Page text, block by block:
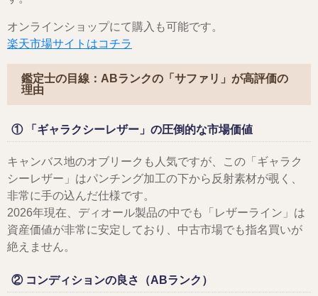
オンラインショップにて購入も可能です。
楽天市場サイトはコチラ
鑑定士の目線：ABランクの「サファリ」が高評価の
理由
① 「ギャラクシーレザー」の圧倒的な市場価値
キャンバス地のオブリークも人気ですが、この「ギャラク
シーレザー」はパンチング加工の下から反射素材が覗く、
非常に手の込んだ仕様です。
2026年現在、ディオール製品の中でも「レザーライン」は
資産価値が非常に安定しており、中古市場でも指名買いが
絶えません。
② コンディションの良さ（ABランク）